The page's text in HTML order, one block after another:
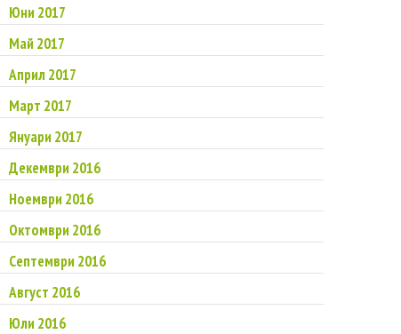
Юни 2017
Май 2017
Април 2017
Март 2017
Януари 2017
Декември 2016
Ноември 2016
Октомври 2016
Септември 2016
Август 2016
Юли 2016